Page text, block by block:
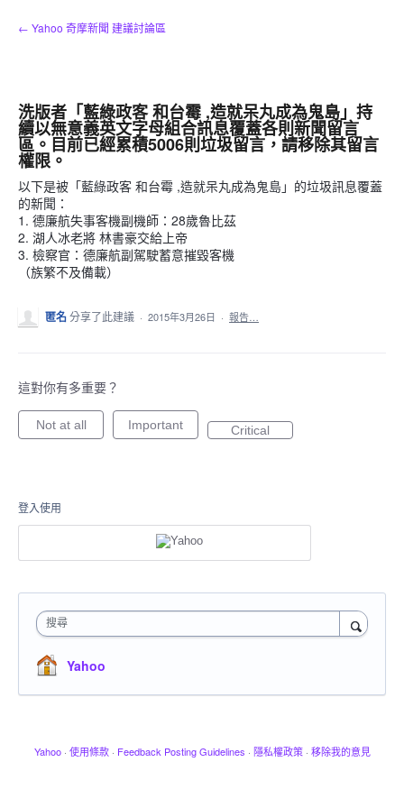
到
← Yahoo 奇摩新聞 建議討論區
洗版者「藍綠政客 和台霉 ,造就呆丸成為鬼島」持
續以無意義英文字母組合訊息覆蓋各則新聞留言
區。目前已經累積5006則垃圾留言，請移除其留言
權限。
以下是被「藍綠政客 和台霉 ,造就呆丸成為鬼島」的垃圾訊息覆蓋
的新聞：
1. 德廉航失事客機副機師：28歲魯比茲
2. 湖人冰老將 林書豪交給上帝
3. 檢察官：德廉航副駕駛蓄意摧毀客機
（族繁不及備載）
匿名分享了此建議 · 2015年3月26日 · 報告…
這對你有多重要？
Not at all Important Critical
登入使用
搜尋
Yahoo
Yahoo · 使用條款 · Feedback Posting Guidelines · 隱私權政策 · 移除我的意見